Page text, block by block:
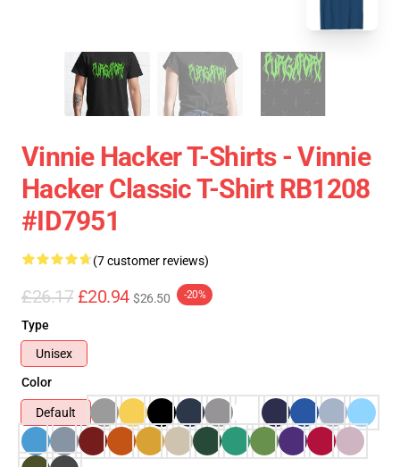
Vinnie Hacker T-Shirts - Vinnie
Hacker Classic T-Shirt RB1208
#ID7951
(7 customer reviews)
£26.17 £20.94 $26.50 -20%
Type
Unisex
Color
Default